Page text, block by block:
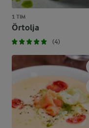
1 TIM
Örtolja
(4)